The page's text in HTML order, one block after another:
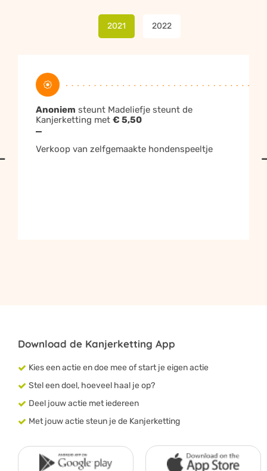
2021 2022
Anoniem steunt Madeliefje steunt de
Kanjerketting met € 5,50
Verkoop van zelfgemaakte hondenspeeltje
Download de Kanjerketting App
Kies een actie en doe mee of start je eigen actie
Stel een doel, hoeveel haal je op?
Deel jouw actie met iedereen
Met jouw actie steun je de Kanjerketting
Tip:gebruik deze link voor je inzamelingsactie om je
actie overal te promoten.